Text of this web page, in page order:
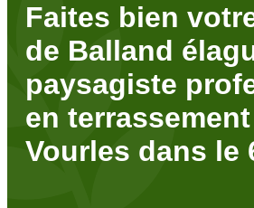
Faites bien
de Balland
paysagiste
en
Vourles dans le